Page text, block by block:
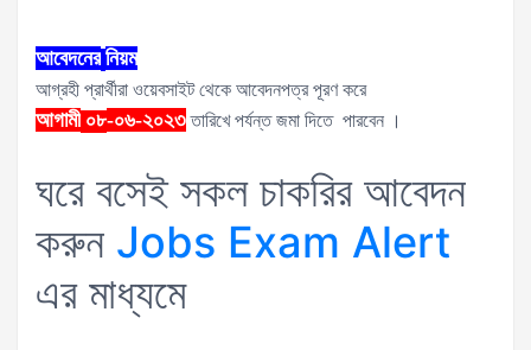
আবেদনের নিয়ম
আগ্রহী প্রার্থীরা ওয়েবসাইট থেকে আবেদনপত্র পূরণ করে
আগামী ০৮-০৬-২০২৩তারিখে পর্যন্ত জমা দিতে পারবেন ।
ঘরে বসেই সকল চাকরির আবেদন
করুন Jobs Exam Alert
এর মাধ্যমে